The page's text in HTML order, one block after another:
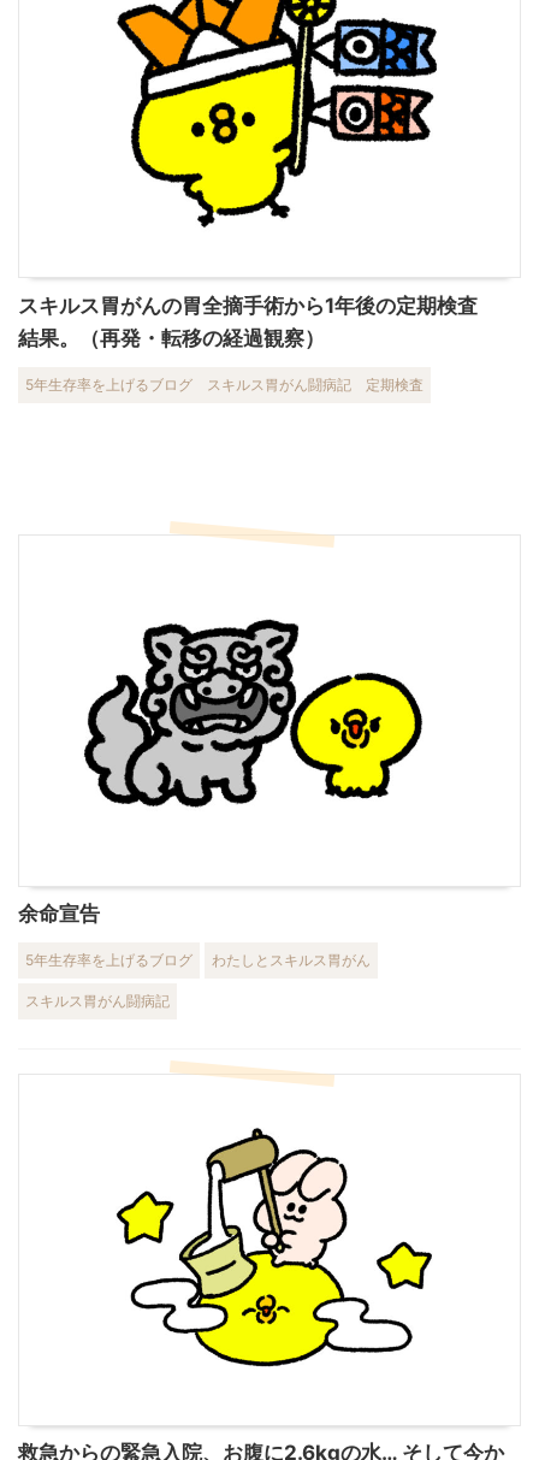
スキルス胃がんの胃全摘手術から1年後の定期検査
結果。（再発・転移の経過観察）
5年生存率を上げるブログ スキルス胃がん闘病記 定期検査
余命宣告
5年生存率を上げるブログ わたしとスキルス胃がん
スキルス胃がん闘病記
救急からの緊急入院、お腹に2.6kgの水… そして今か